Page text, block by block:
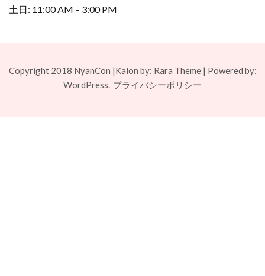
土日: 11:00 AM – 3:00 PM
Copyright 2018 NyanCon |Kalon by: Rara Theme| Powered by:
WordPress. プライバシーポリシー